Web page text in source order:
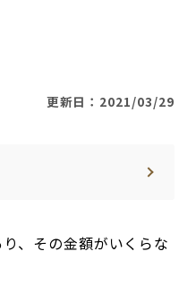
更新日：2021/03/29
、その金額がいくらな